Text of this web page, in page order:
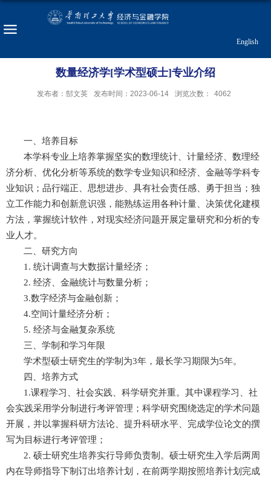
English
数量经济学[学术型硕士]专业介绍
发布者：郜文英 发布时间：2023-06-14 浏览次数： 4062
一、培养目标
本学科专业上培养掌握坚实的数理统计、计量经济、数理经
济分析、优化分析等系统的数学专业知识和经济、金融等学科专
业知识；品行端正、思想进步、具有社会责任感、勇于担当；独
立工作能力和创新意识强，能熟练运用各种计量、决策优化建模
方法，掌握统计软件，对现实经济问题开展定量研究和分析的专
业人才。
二、研究方向
1.统计调查与大数据计量经济；
2.经济、金融统计与数量分析；
3.数字经济与金融创新；
4.空间计量经济分析；
5.经济与金融复杂系统
三、学制和学习年限
学术型硕士研究生的学制为3年，最长学习期限为5年。
四、培养方式
1.课程学习、社会实践、科学研究并重。其中课程学习、社
会实践采用学分制进行考评管理；科学研究围绕选定的学术问题
开展，并以掌握科研方法论、提升科研水平、完成学位论文的撰
写为目标进行考评管理；
2.硕士研究生培养实行导师负责制。硕士研究生入学后两周
内在导师指导下制订出培养计划，在前两学期按照培养计划完成